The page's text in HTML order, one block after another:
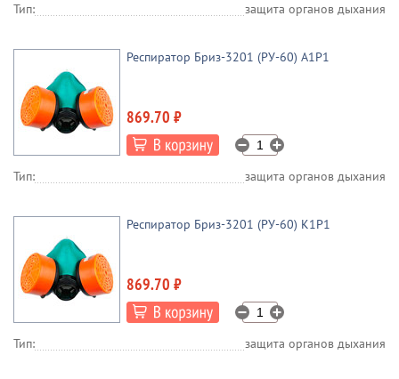
Тип: защита органов дыхания
Респиратор Бриз-3201 (РУ-60) A1Р1
869.70 ₽
Тип: защита органов дыхания
Респиратор Бриз-3201 (РУ-60) К1P1
869.70 ₽
Тип: защита органов дыхания